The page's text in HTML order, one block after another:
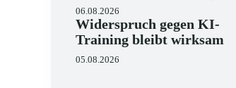
06.08.2026
Widerspruch gegen KI-
Training bleibt wirksam
05.08.2026